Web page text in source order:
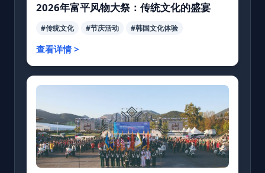
2026年富平风物大祭：传统文化的盛宴
#传统文化 #节庆活动 #韩国文化体验
查看详情 >